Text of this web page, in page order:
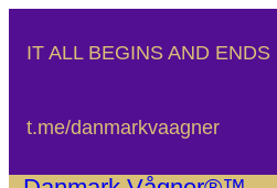
IT ALL BEGINS AND
t.me/danmarkvaagner